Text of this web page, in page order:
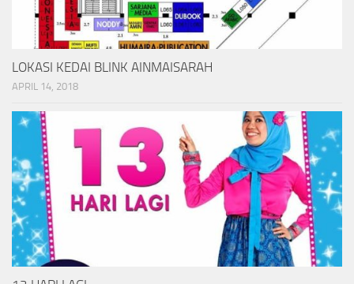
LOKASI KEDAI BLINK AINMAISARAH
APRIL 14, 2018